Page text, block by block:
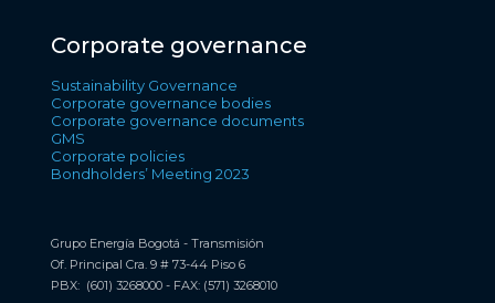
Corporate governance
Sustainability Governance
Corporate governance bodies
Corporate governance documents
GMS
Corporate policies
Bondholders’ Meeting 2023
Grupo Energía Bogotá - Transmisión
Of. Principal Cra. 9 # 73-44 Piso 6
PBX: (601) 3268000 - FAX: (571) 3268010